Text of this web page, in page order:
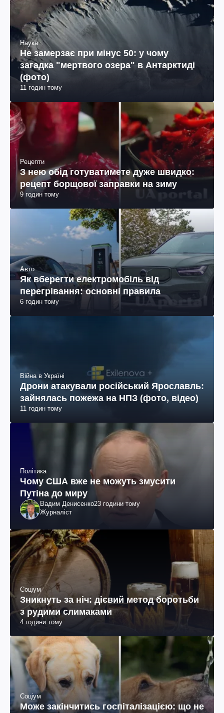
Наука
Не замерзає при мінус 50: у чому
загадка "мертвого озера" в Антарктиді
(фото)
11 годин тому
Рецепти
З нею обід готуватимете дуже швидко:
рецепт борщової заправки на зиму
9 годин тому
Авто
Як вберегти електромобіль від
перегрівання: основні правила
6 годин тому
Війна в Україні
Дрони атакували російський Ярославль:
зайнялась пожежа на НПЗ (фото, відео)
11 годин тому
Політика
Чому США вже не можуть змусити
Путіна до миру
Вадим Денисенко23 години тому
Журналіст
Соціум
Зникнуть за ніч: дієвий метод боротьби
з рудими слимаками
4 години тому
Соціум
Може закінчитись госпіталізацією: що не